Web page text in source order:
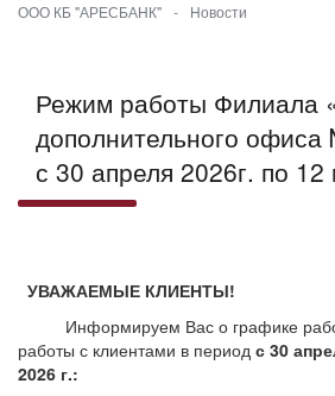
ООО КБ "АРЕСБАНК" - Новости
Режим работы Филиала
дополнительного
с 30 апреля 2026г. по 12
УВАЖАЕМЫЕ КЛИЕНТЫ!
Информируем Вас о графике
работы с клиентами в период с 30
2026 г.: